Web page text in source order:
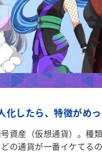
化したら、特徴がめ
資産（仮想通貨）。種
の通貨が一番イケてる